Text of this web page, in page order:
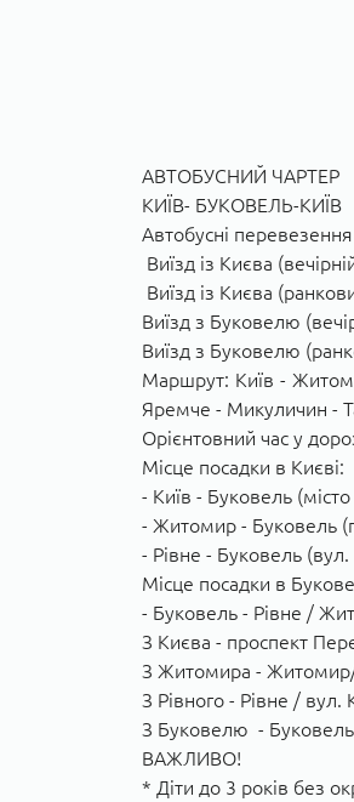
АВТОБУСНИЙ ЧАРТЕР
КИЇВ- БУКОВЕЛЬ-КИЇВ
Автобусні
Виїзд із Києва
Виїзд із Києва
Виїзд з Буковелю
Виїзд з Буковелю
Маршрут: Київ -
Яремче - Микуличин -
Орієнтовний час у
Місце посадки в Києві:
- Київ - Буковель
- Житомир - Буковель
- Рівне - Буковель
Місце посадки в
- Буковель - Рівне /
З Києва - проспект
З Житомира -
З Рівного - Рівне / вул.
З Буковелю -
ВАЖЛИВО!
* Діти до 3 років без